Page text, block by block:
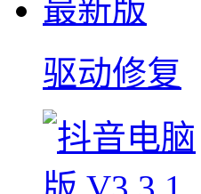
驱动修复